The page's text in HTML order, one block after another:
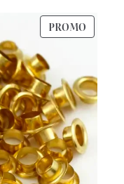
PROMO
EN